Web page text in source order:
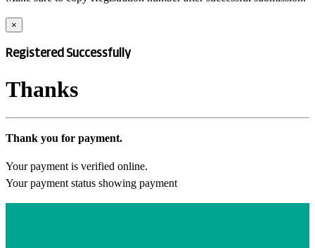
×
Registered Successfully
Thanks
Thank you for payment.
Your payment is verified online.
Your payment status showing payment